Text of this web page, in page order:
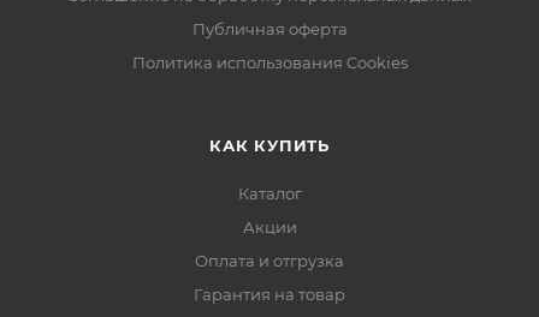
Публичная оферта
Политика использования Cookies
КАК КУПИТЬ
Каталог
Акции
Оплата и отгрузка
Гарантия на товар